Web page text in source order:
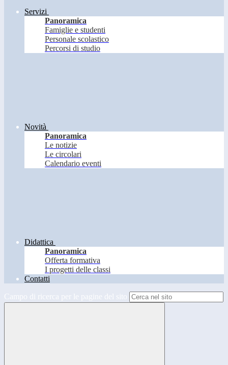
Servizi
Panoramica
Famiglie e studenti
Personale scolastico
Percorsi di studio
Novità
Panoramica
Le notizie
Le circolari
Calendario eventi
Didattica
Panoramica
Offerta formativa
I progetti delle classi
Contatti
Campo di ricerca per le pagine del sito